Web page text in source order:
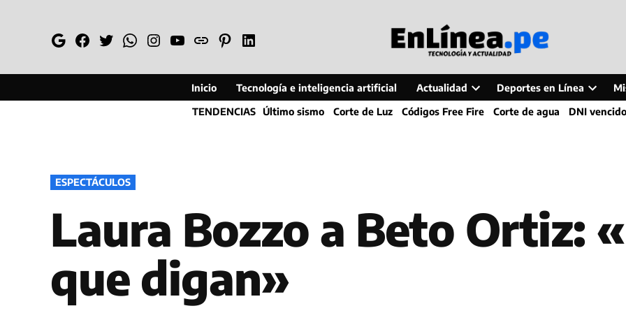
GoogleFacebook
TwitterWhatsapp
Instagram
YouTube
WebPinterestLinkedin
Inicio Tecnología e inteligencia artificial Actualidad
Open
dropdown
Deportes en Línea
Open
dropdown
TENDENCIAS Último sismo Corte de Luz Códigos Free Fire Corte de agua DNI vencido
PUBLICADO
EN
ESPECTÁCULOS
Laura Bozzo a Beto Ortiz:
que digan»